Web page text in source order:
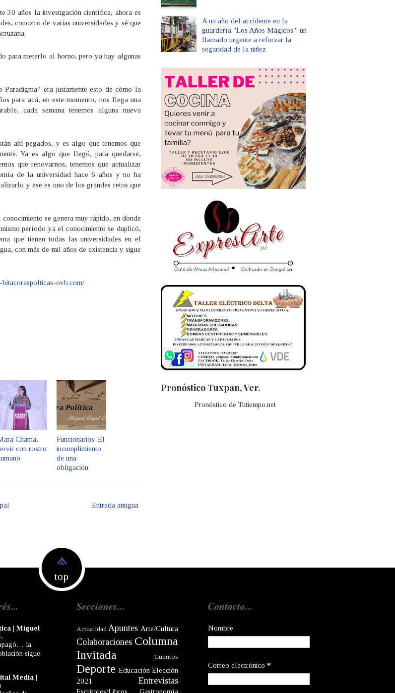
30 años la investigación científica, ahora es
conozco de varias universidades y sé que
para meterlo al horno, pero ya hay algunas
era justamente esto de cómo la
para acá, en este momento, nos llega una
cada semana tenemos alguna nueva
ahí pegados, y es algo que tenemos que
Ya es algo que llegó, para quedarse,
que renovarnos, tenemos que actualizar
de la universidad hace 6 años y no ha
y ese es uno de los grandes retos que
se genera muy rápido, en donde
período ya el conocimiento se duplicó,
que tienen todas las universidades en el
con más de mil años de existencia y sigue
ovb.com/
Chama,
con rostro
Funcionarios: El
incumplimiento
de una
obligación
Entrada antigua
A un año del accidente en la
guardería "Los Años Mágicos": un
llamado urgente a reforzar la
seguridad de la niñez
Pronóstico Tuxpan, Ver.
Pronóstico de Tutiempo.net
top
| Miguel
la
sigue
Media |
Secciones...
Actualidad Apuntes Arte/Cultura
Colaboraciones Columna
Invitada
Cuentos
Deporte Educación Elección
2021
Entrevistas
Contacto...
Nombre
Correo electrónico *